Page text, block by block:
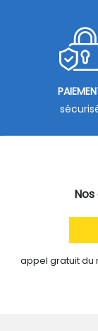
appel gratuit du